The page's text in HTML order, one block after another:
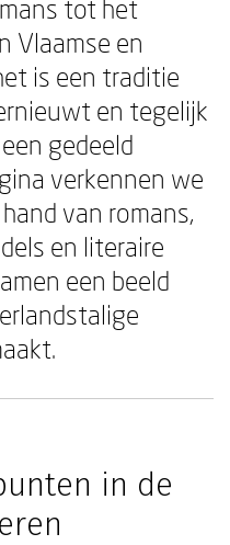
tot het
Vlaamse en
is een traditie
en tegelijk
gedeeld
verkennen we
van romans,
en literaire
een beeld
in de